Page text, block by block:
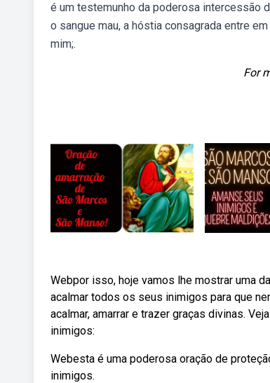
é um testemunho da poderosa intercessão
o sangue mau, a hóstia consagrada entre
mim;.
For
Webpor isso, hoje vamos lhe mostrar uma
acalmar todos os seus inimigos para que
acalmar, amarrar e trazer graças divinas.
inimigos:
Webesta é uma poderosa oração de
inimigos.